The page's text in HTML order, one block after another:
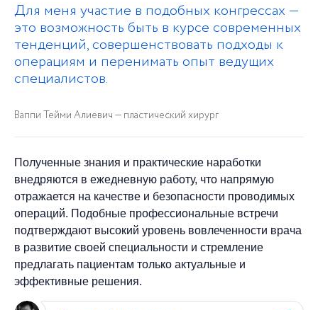
Для меня участие в подобных конгрессах —
это возможность быть в курсе современных
тенденций, совершенствовать подходы к
операциям и перенимать опыт ведущих
специалистов.
Ваппи Тейми Алиевич — пластический хирург
Полученные знания и практические наработки
внедряются в ежедневную работу, что напрямую
отражается на качестве и безопасности проводимых
операций. Подобные профессиональные встречи
подтверждают высокий уровень вовлеченности врача
в развитие своей специальности и стремление
предлагать пациентам только актуальные и
эффективные решения.